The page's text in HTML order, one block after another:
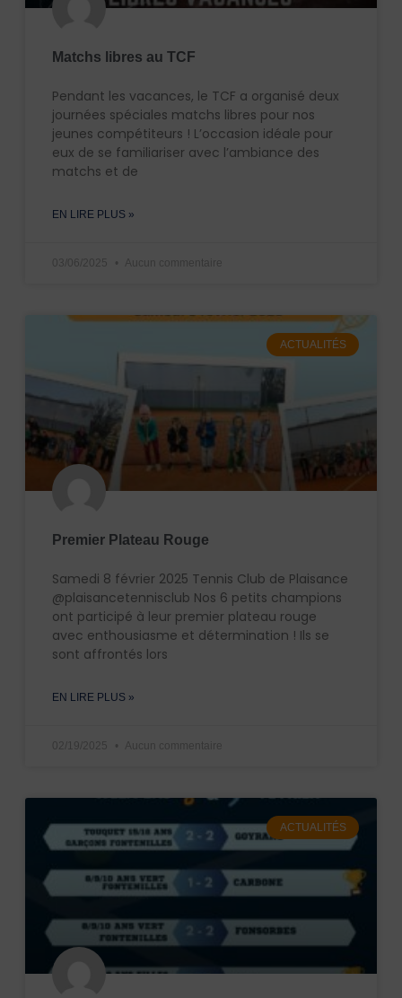
Matchs libres au TCF
Pendant les vacances, le TCF a organisé deux
journées spéciales matchs libres pour nos
jeunes compétiteurs ! L’occasion idéale pour
eux de se familiariser avec l’ambiance des
matchs et de
EN LIRE PLUS »
03/06/2025 Aucun commentaire
ACTUALITÉS
Premier Plateau Rouge
Samedi 8 février 2025 Tennis Club de Plaisance
@plaisancetennisclub Nos 6 petits champions
ont participé à leur premier plateau rouge
avec enthousiasme et détermination ! Ils se
sont affrontés lors
EN LIRE PLUS »
02/19/2025 Aucun commentaire
ACTUALITÉS